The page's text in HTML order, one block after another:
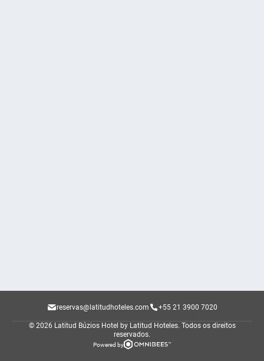
reservas@latitudhoteles.com +55 21 3900 7020
© 2026 Latitud Búzios Hotel by Latitud Hoteles. Todos os direitos
reservados.
Powered by